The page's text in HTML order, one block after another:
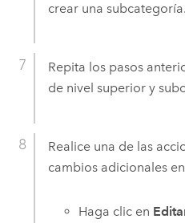
crear una subcategoría.
Repita los pasos
de nivel superior y
Realice una de las
cambios adicionales
Haga clic en